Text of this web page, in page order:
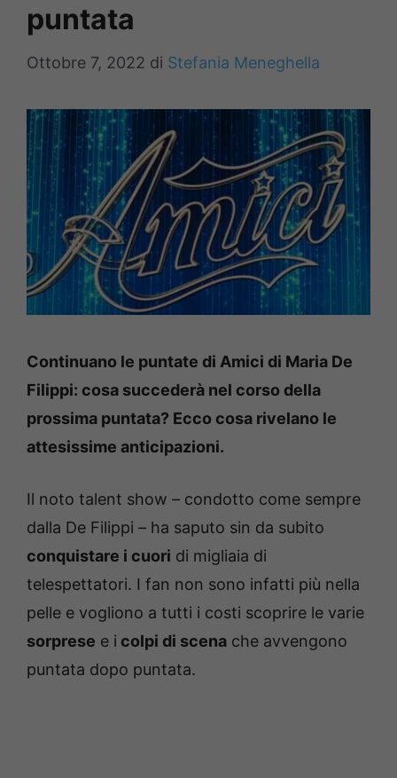
puntata
Ottobre 7, 2022 di Stefania Meneghella
Continuano le puntate di Amici di Maria De
Filippi: cosa succederà nel corso della
prossima puntata? Ecco cosa rivelano le
attesissime anticipazioni.
Il noto talent show – condotto come sempre
dalla De Filippi – ha saputo sin da subito
conquistare i cuori di migliaia di
telespettatori. I fan non sono infatti più nella
pelle e vogliono a tutti i costi scoprire le varie
sorprese e i colpi di scena che avvengono
puntata dopo puntata.